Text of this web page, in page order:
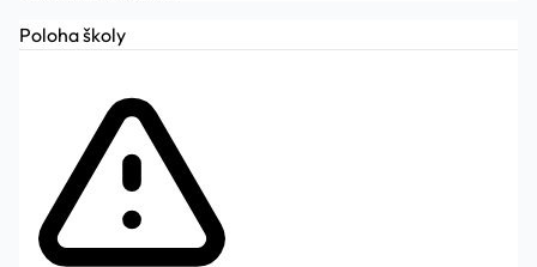
Poloha školy